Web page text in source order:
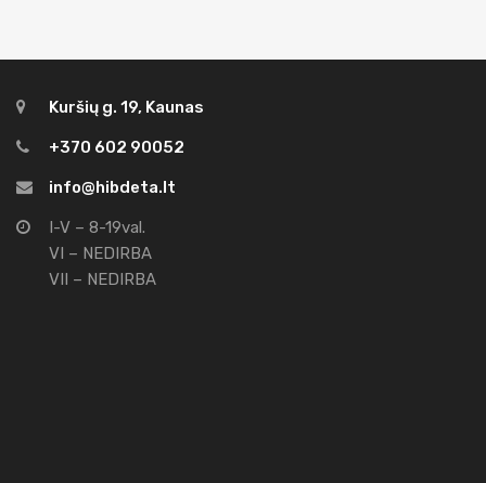
Kuršių g. 19, Kaunas
+370 602 90052
info@hibdeta.lt
I-V – 8-19val.
VI – NEDIRBA
VII – NEDIRBA